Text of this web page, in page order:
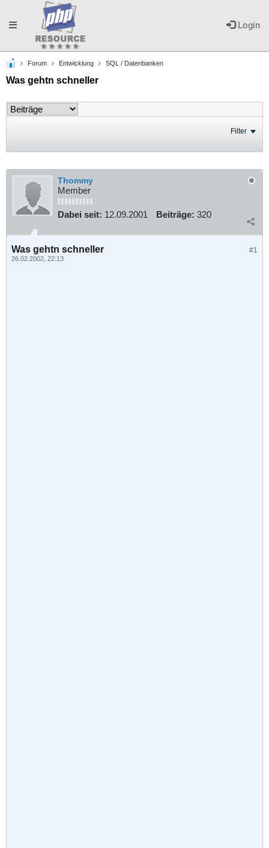
Login
Toggle
navigation
Forum Entwicklung SQL / Datenbanken
Was gehtn schneller
Filter
Thommy
Member
Dabei seit: 12.09.2001 Beiträge: 320
#1
Was gehtn schneller
26.02.2002, 22:13